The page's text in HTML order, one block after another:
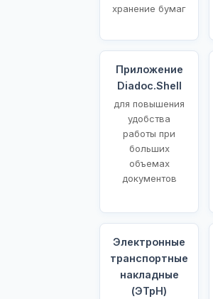
хранение бумаг
Приложение
Diadoc.Shell
для повышения
удобства
работы при
больших
объемах
документов
Электронные
транспортные
накладные
(ЭТрН)